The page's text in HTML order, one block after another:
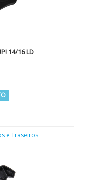
14/16 LD
e Traseiros